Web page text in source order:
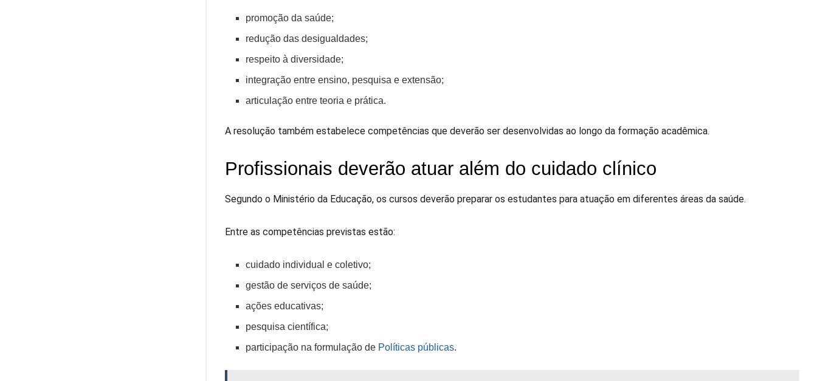
promoção da saúde;
redução das desigualdades;
respeito à diversidade;
integração entre ensino, pesquisa e extensão;
articulação entre teoria e prática.
A resolução também estabelece competências que deverão ser desenvolvidas ao longo da formação acadêmica.
Profissionais deverão atuar além do cuidado clínico
Segundo o Ministério da Educação, os cursos deverão preparar os estudantes para atuação em diferentes áreas da saúde.
Entre as competências previstas estão:
cuidado individual e coletivo;
gestão de serviços de saúde;
ações educativas;
pesquisa científica;
participação na formulação de Políticas públicas.